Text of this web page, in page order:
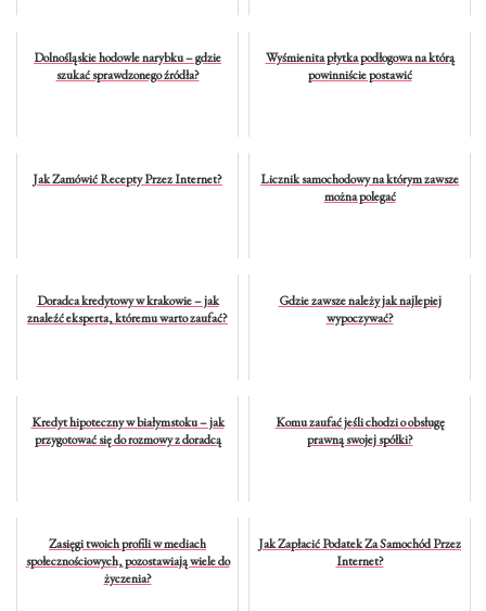
Dolnośląskie hodowle narybku – gdzie
szukać sprawdzonego źródła?
Wyśmienita płytka podłogowa na którą
powinniście postawić
Jak Zamówić Recepty Przez Internet?
Licznik samochodowy na którym zawsze
można polegać
Doradca kredytowy w krakowie – jak
znaleźć eksperta, któremu warto zaufać?
Gdzie zawsze należy jak najlepiej
wypoczywać?
Kredyt hipoteczny w białymstoku – jak
przygotować się do rozmowy z doradcą
Komu zaufać jeśli chodzi o obsługę
prawną swojej spółki?
Zasięgi twoich profili w mediach
społecznościowych, pozostawiają wiele do
życzenia?
Jak Zapłacić Podatek Za Samochód Przez
Internet?